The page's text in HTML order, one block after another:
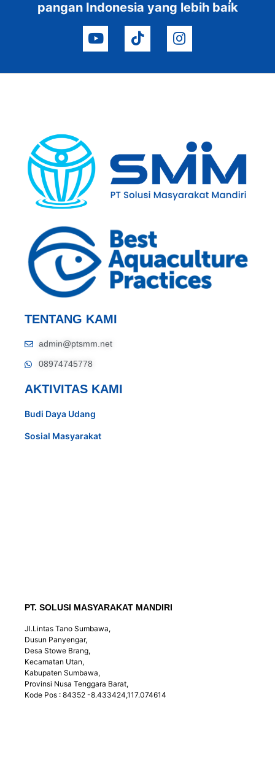
pangan Indonesia yang lebih baik
TENTANG KAMI
admin@ptsmm.net
08974745778
AKTIVITAS KAMI
Budi Daya Udang
Sosial Masyarakat
PT. SOLUSI MASYARAKAT MANDIRI
Jl.Lintas Tano Sumbawa,
Dusun Panyengar,
Desa Stowe Brang,
Kecamatan Utan,
Kabupaten Sumbawa,
Provinsi Nusa Tenggara Barat,
Kode Pos : 84352 -8.433424,117.074614